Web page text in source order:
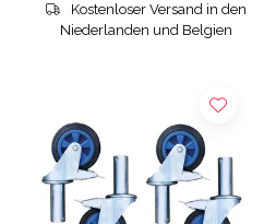
Kostenloser Versand in den
Niederlanden und Belgien